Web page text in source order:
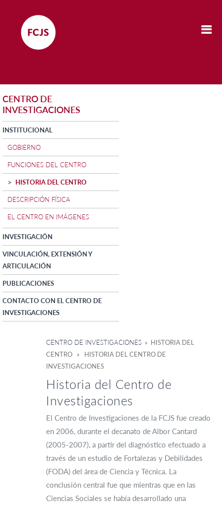
CENTRO DE
INVESTIGACIONES
INSTITUCIONAL
GOBIERNO
FUNCIONES DEL CENTRO
HISTORIA DEL CENTRO
DESCRIPCIÓN FÍSICA
EL CENTRO EN IMÁGENES
INVESTIGACIÓN
VINCULACIÓN, EXTENSIÓN Y
ARTICULACIÓN
PUBLICACIONES
CONTACTO CON EL CENTRO DE
INVESTIGACIONES
CENTRO DE INVESTIGACIONES » HISTORIA DEL
CENTRO » HISTORIA DEL CENTRO DE
INVESTIGACIONES
Historia del Centro de
Investigaciones
El Centro de Investigaciones de la FCJS fue creado
en 2006, durante el decanato de Albor Cantard
(2005-2007), a partir del diagnóstico efectuado a
través de un estudio de Fortalezas y Debilidades
(FODA) del área de Ciencia y Técnica. La
conclusión central fue que mientras que en las
Ciencias Sociales se había desarrollado una